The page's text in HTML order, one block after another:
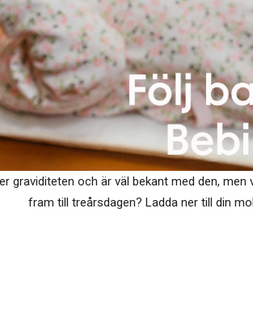
graviditeten och är väl bekant med den,
fram till treårsdagen? Ladda ner till din